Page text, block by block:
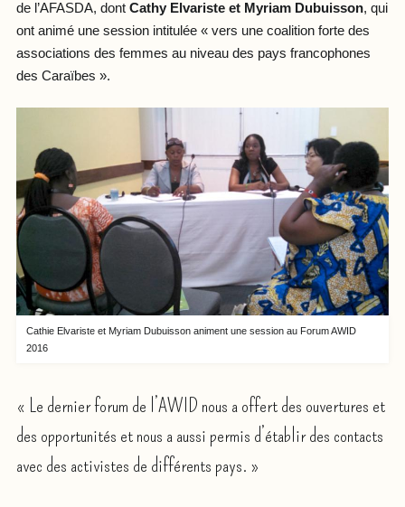
de l’AFASDA, dont Cathy Elvariste et Myriam Dubuisson, qui
ont animé une session intitulée « vers une coalition forte des
associations des femmes au niveau des pays francophones
des Caraïbes ».
Cathie Elvariste et Myriam Dubuisson animent une session au Forum AWID
2016
« Le dernier forum de l’AWID nous a offert des ouvertures et
des opportunités et nous a aussi permis d’établir des contacts
avec des activistes de différents pays. »